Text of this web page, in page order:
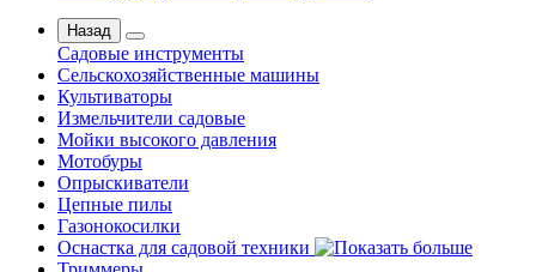
Назад
Садовые инструменты
Сельскохозяйственные машины
Культиваторы
Измельчители садовые
Мойки высокого давления
Мотобуры
Опрыскиватели
Цепные пилы
Газонокосилки
Оснастка для садовой техники